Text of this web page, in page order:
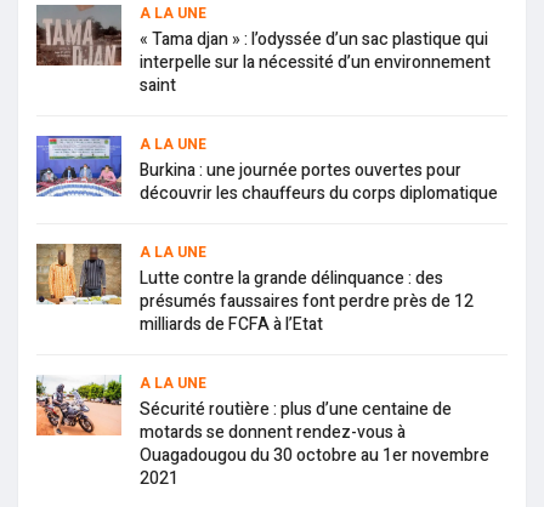
A LA UNE
« Tama djan » : l’odyssée d’un sac plastique qui
interpelle sur la nécessité d’un environnement
saint
A LA UNE
Burkina : une journée portes ouvertes pour
découvrir les chauffeurs du corps diplomatique
A LA UNE
Lutte contre la grande délinquance : des
présumés faussaires font perdre près de 12
milliards de FCFA à l’Etat
A LA UNE
Sécurité routière : plus d’une centaine de
motards se donnent rendez-vous à
Ouagadougou du 30 octobre au 1er novembre
2021